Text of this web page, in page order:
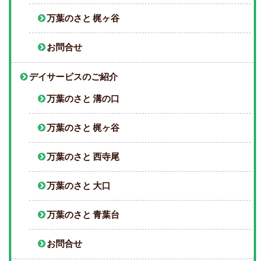
万葉のさと 梶ヶ谷
お問合せ
デイサービスのご紹介
万葉のさと 溝の口
万葉のさと 梶ヶ谷
万葉のさと 西寺尾
万葉のさと 大口
万葉のさと 青葉台
お問合せ